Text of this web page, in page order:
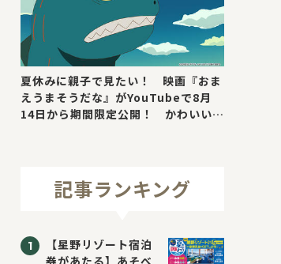
夏休みに親子で見たい！ 映画『おま
えうまそうだな』がYouTubeで8月
14日から期間限定公開！ かわいい＆
記事ランキング
【星野リゾート宿泊